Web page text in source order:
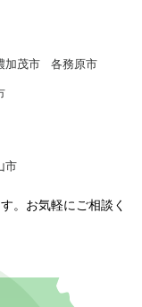
加茂市 各務原市
市
。お気軽にご相談く